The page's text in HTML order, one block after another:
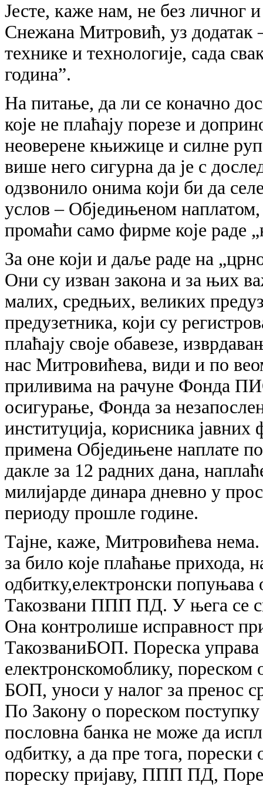
Јесте, каже нам, не без личног
Снежана Митровић, уз додатак
технике и технологије, сада
година”.
На питање, да ли се коначно
које не плаћају порезе и
неоверене књижице и силне
више него сигурна да је с
одзвонило онима који би да
услов – Обједињеном
промаћи само фирме које раде
За оне који и даље раде на
Они су изван закона и за њих
малих, средњих, великих
предузетника, који су
плаћају своје обавезе,
нас Митровићева, види и по
приливима на рачуне Фонда
осигурање, Фонда за
институција, корисника
примена Обједињене наплате
дакле за 12 радних дана,
милијарде динара дневно у
периоду прошле године.
Тајне, каже, Митровићева
за било које плаћање прихода,
одбитку,електронски попуњава
Такозвани ППП ПД. У њега се
Она контролише исправност
ТакозваниБОП. Пореска
електронскомоблику, пореском
БОП, уноси у налог за пренос
По Закону о пореском поступку
пословна банка не може да
одбитку, а да пре тога, порески
пореску пријаву, ППП ПД,